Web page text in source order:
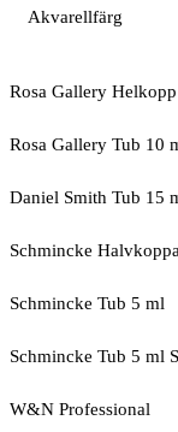
Akvarellfärg
Rosa Gallery Helkopp
Rosa Gallery Tub 10
Daniel Smith Tub 15
Schmincke
Schmincke Tub 5 ml
Schmincke Tub 5 ml
W&N Professional